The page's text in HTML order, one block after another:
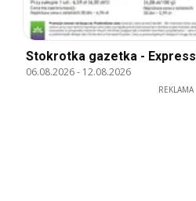
Stokrotka gazetka - Express
06.08.2026- 12.08.2026
REKLAMA